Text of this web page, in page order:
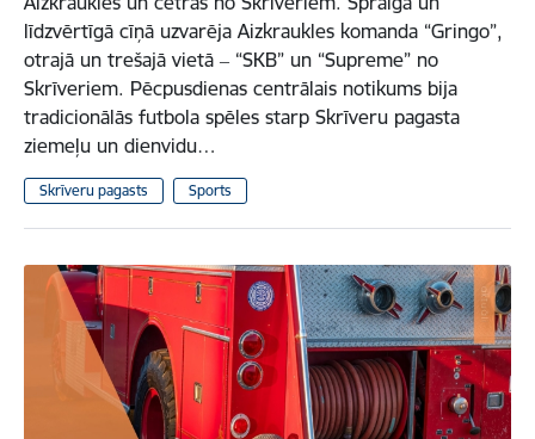
līdzvērtīgā cīņā uzvarēja Aizkraukles komanda “Gringo”,
otrajā un trešajā vietā ‒ “SKB” un “Supreme” no
Skrīveriem. Pēcpusdienas centrālais notikums bija
tradicionālās futbola spēles starp Skrīveru pagasta
ziemeļu un dienvidu…
Skrīveru pagasts Sports